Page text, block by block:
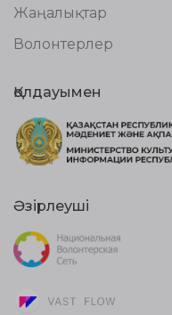
Жаңалықтар
Волонтерлер
Қолдауымен
Әзірлеуші